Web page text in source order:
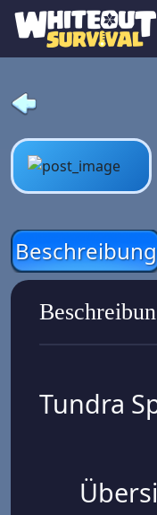
Beschreibung
Tundra